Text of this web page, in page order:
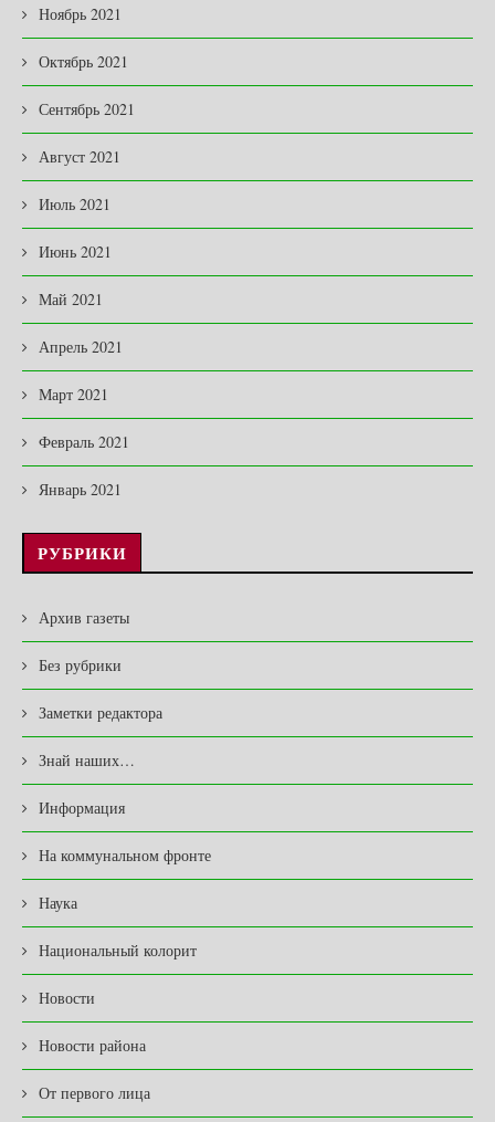
Ноябрь 2021
Октябрь 2021
Сентябрь 2021
Август 2021
Июль 2021
Июнь 2021
Май 2021
Апрель 2021
Март 2021
Февраль 2021
Январь 2021
РУБРИКИ
Архив газеты
Без рубрики
Заметки редактора
Знай наших…
Информация
На коммунальном фронте
Наука
Национальный колорит
Новости
Новости района
От первого лица